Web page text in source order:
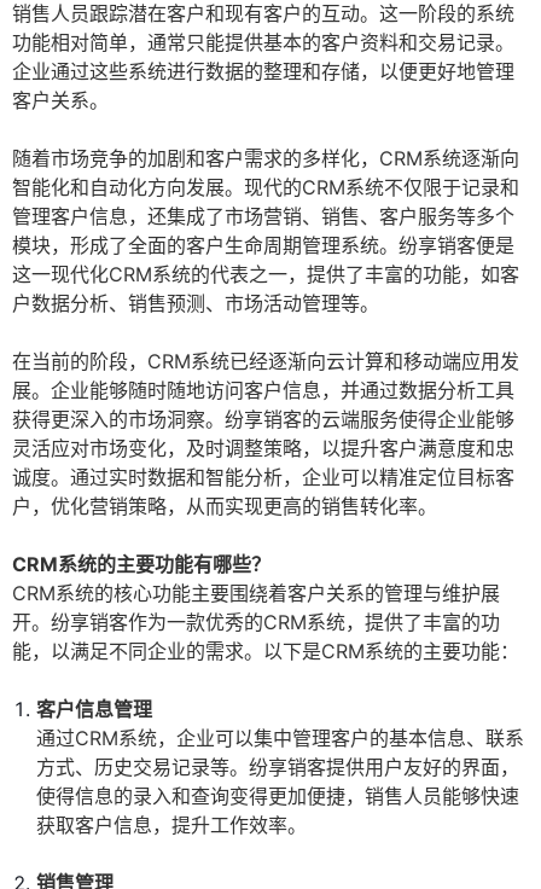
销售人员跟踪潜在客户和现有客户的互动。这一阶段的系统
功能相对简单，通常只能提供基本的客户资料和交易记录。
企业通过这些系统进行数据的整理和存储，以便更好地管理
客户关系。
随着市场竞争的加剧和客户需求的多样化，CRM系统逐渐向
智能化和自动化方向发展。现代的CRM系统不仅限于记录和
管理客户信息，还集成了市场营销、销售、客户服务等多个
模块，形成了全面的客户生命周期管理系统。纷享销客便是
这一现代化CRM系统的代表之一，提供了丰富的功能，如客
户数据分析、销售预测、市场活动管理等。
在当前的阶段，CRM系统已经逐渐向云计算和移动端应用发
展。企业能够随时随地访问客户信息，并通过数据分析工具
获得更深入的市场洞察。纷享销客的云端服务使得企业能够
灵活应对市场变化，及时调整策略，以提升客户满意度和忠
诚度。通过实时数据和智能分析，企业可以精准定位目标客
户，优化营销策略，从而实现更高的销售转化率。
CRM系统的主要功能有哪些？
CRM系统的核心功能主要围绕着客户关系的管理与维护展
开。纷享销客作为一款优秀的CRM系统，提供了丰富的功
能，以满足不同企业的需求。以下是CRM系统的主要功能：
客户信息管理
通过CRM系统，企业可以集中管理客户的基本信息、联系
方式、历史交易记录等。纷享销客提供用户友好的界面，
使得信息的录入和查询变得更加便捷，销售人员能够快速
获取客户信息，提升工作效率。
销售管理